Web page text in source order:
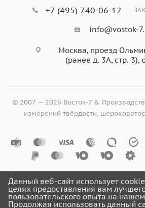
+7 (495) 740-06-12
info@vostok-
Москва, проезд
(ранее д. 3А, стр. 3),
© 2007 — 2026 Восток-7 &
измерений твёрдости,
Данный веб-сайт использует
целях предоставления вам
пользовательского опыта на
Продолжая использовать данный